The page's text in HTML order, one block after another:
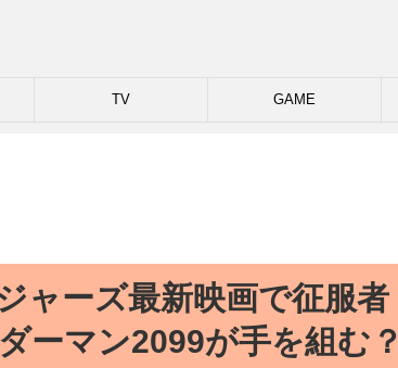
TV GAME
ャーズ最新映画で征服者
ーマン2099が手を組む？